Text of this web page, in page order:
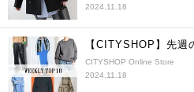
2024.11.18
【CITYSHOP】先週
CITYSHOP Online Store
2024.11.18